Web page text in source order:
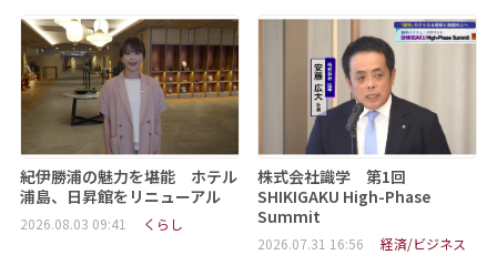
紀伊勝浦の魅力を堪能 ホテル
浦島、日昇館をリニューアル
2026.08.03 09:41 くらし
株式会社識学 第1回
SHIKIGAKU High-Phase
Summit
2026.07.31 16:56 経済/ビジネス